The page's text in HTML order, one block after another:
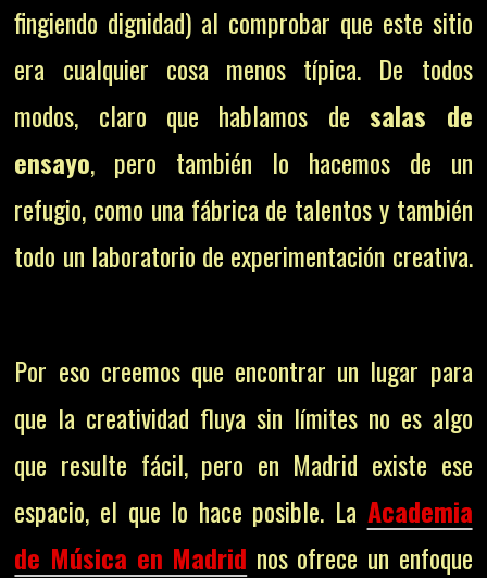
fingiendo dignidad) al comprobar que este sitio
era cualquier cosa menos típica. De todos
modos, claro que hablamos desalas de
ensayo, pero también lo hacemos de un
refugio, como una fábrica de talentos y también
todo un laboratorio de experimentación creativa.
Por eso creemos que encontrar un lugar para
que la creatividad fluya sin límites no es algo
que resulte fácil, pero en Madrid existe ese
espacio, el que lo hace posible. La Academia
de Música en Madrid nos ofrece un enfoque